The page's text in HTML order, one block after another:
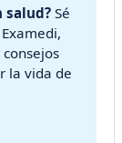
salud?Sé
la vida de